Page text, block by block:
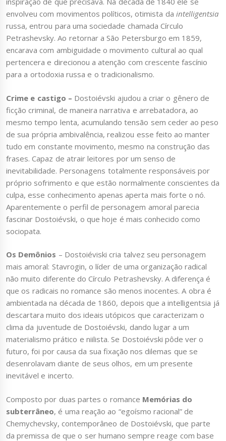
envolveu com movimentos políticos, otimista da intelligentsia
russa, entrou para uma sociedade chamada Círculo
Petrashevsky. Ao retornar a São Petersburgo em 1859,
encarava com ambiguidade o movimento cultural ao qual
pertencera e direcionou a atenção com crescente fascínio
para a ortodoxia russa e o tradicionalismo.
Crime e castigo – Dostoiévski ajudou a criar o gênero de
ficção criminal, de maneira narrativa e arrebatadora, ao
mesmo tempo lenta, acumulando tensão sem ceder ao peso
de sua própria ambivalência, realizou esse feito ao manter
tudo em constante movimento, mesmo na construção das
frases. Capaz de atrair leitores por um senso de
inevitabilidade. Personagens totalmente responsáveis por
próprio sofrimento e que estão normalmente conscientes da
culpa, esse conhecimento apenas aperta mais forte o nó.
Aparentemente o perfil de personagem amoral parecia
fascinar Dostoiévski, o que hoje é mais conhecido como
sociopata.
Os Demônios – Dostoiéviski cria talvez seu personagem
mais amoral: Stavrogin, o líder de uma organização radical
não muito diferente do Círculo Petrashevsky. A diferença é
que os radicais no romance são menos inocentes. A obra é
ambientada na década de 1860, depois que a intelligentsia já
descartara muito dos ideais utópicos que caracterizam o
clima da juventude de Dostoiévski, dando lugar a um
materialismo prático e niilista. Se Dostoiévski pôde ver o
futuro, foi por causa da sua fixação nos dilemas que se
desenrolavam diante de seus olhos, em um presente
inevitável e incerto.
Composto por duas partes o romance Memórias do
subterrâneo, é uma reação ao “egoísmo racional” de
Chemychevsky, contemporâneo de Dostoiévski, que parte
da premissa de que o ser humano sempre reage com base